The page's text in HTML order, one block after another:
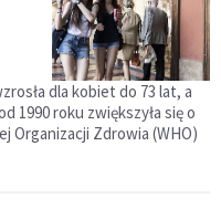
dla kobiet do 73 lat, a
1990 roku zwiększyła się o
Organizacji Zdrowia (WHO)